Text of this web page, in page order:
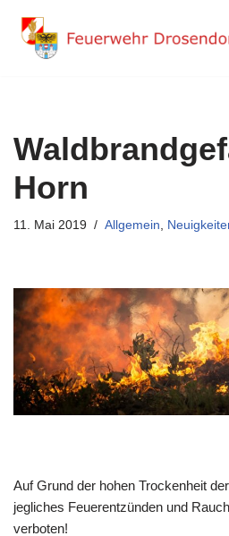
Zum
Horn
11. Mai 2019 Allgemein,
Auf Grund der hohen Trockenheit
jegliches Feuerentzünden und
verboten!